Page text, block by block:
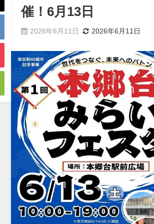
催！6月13日
2026年6月11日 2026年6月11日